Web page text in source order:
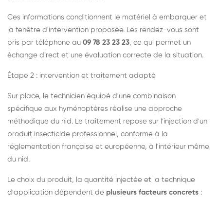
Ces informations conditionnent le matériel à embarquer et
la fenêtre d'intervention proposée. Les rendez-vous sont
pris par téléphone au 09 78 23 23 23, ce qui permet un
échange direct et une évaluation correcte de la situation.
Étape 2 : intervention et traitement adapté
Sur place, le technicien équipé d'une combinaison
spécifique aux hyménoptères réalise une approche
méthodique du nid. Le traitement repose sur l'injection d'un
produit insecticide professionnel, conforme à la
réglementation française et européenne, à l'intérieur même
du nid.
Le choix du produit, la quantité injectée et la technique
d'application dépendent de plusieurs facteurs concrets :